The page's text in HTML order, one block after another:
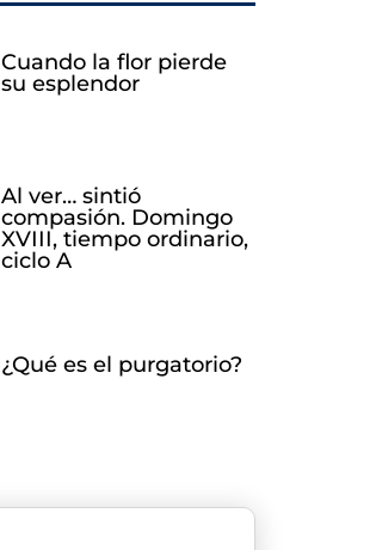
Cuando la flor pierde
su esplendor
Al ver… sintió
compasión. Domingo
XVIII, tiempo ordinario,
ciclo A
¿Qué es el purgatorio?